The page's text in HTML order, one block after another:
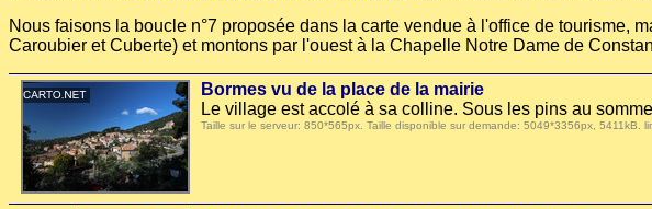
Nous faisons la boucle n°7 proposée dans la carte vendue à l'office de tourisme,
Caroubier et Cuberte) et montons par l'ouest à la Chapelle Notre Dame de
Bormes vu de la place de la mairie
Le village est accolé à sa colline. Sous les pins au
Taille sur le serveur: 850*565px. Taille disponible sur demande: 5049*3356px, 5411kB.